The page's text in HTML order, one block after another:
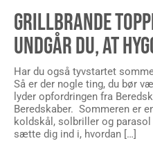
GRILLBRANDE
UNDGÅR DU, AT
Har du også tyvstartet
Så er der nogle ting, du bør
lyder opfordringen fra
Beredskaber. Sommeren er
koldskål, solbriller og
sætte dig ind i, hvordan […]